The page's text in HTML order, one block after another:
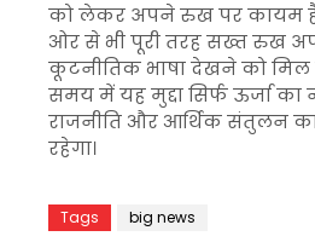
को लेकर अपने रुख पर कायम
ओर से भी पूरी तरह सख्त रुख
कूटनीतिक भाषा देखने को मिल
समय में यह मुद्दा सिर्फ ऊर्जा का
राजनीति और आर्थिक संतुलन
रहेगा।
Tags big news